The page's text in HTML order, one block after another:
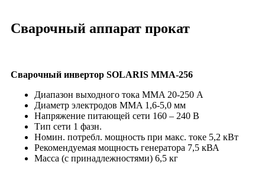
Сварочный аппарат прокат
Сварочный инвертор SOLARIS MMA-256
Диапазон выходного тока MMA 20-250 А
Диаметр электродов MMA 1,6-5,0 мм
Напряжение питающей сети 160 – 240 В
Тип сети 1 фазн.
Номин. потребл. мощность при макс. токе 5,2 кВт
Рекомендуемая мощность генератора 7,5 кВА
Масса (с принадлежностями) 6,5 кг